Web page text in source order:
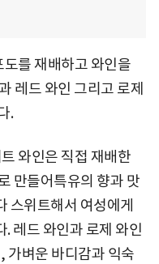
를 재배하고 와인을
레드 와인 그리고 로제
.
와인은 직접 재배한
만들어특유의 향과 맛
스위트해서 여성에게
레드 와인과 로제 와인
가벼운 바디감과 익숙